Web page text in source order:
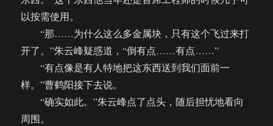
以按需使用。
“那……为什么这么多金属块，只有这个飞过来打
开了。”朱云峰疑惑道，“倒有点……有点……”
“有点像是有人特地把这东西送到我们面前一
样。”曹鹤阳接下去说。
“确实如此。”朱云峰点了点头，随后担忧地看向
周围。